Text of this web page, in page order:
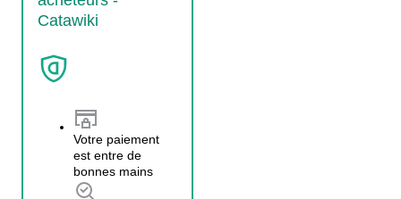
Catawiki
Votre paiement
est entre de
bonnes mains